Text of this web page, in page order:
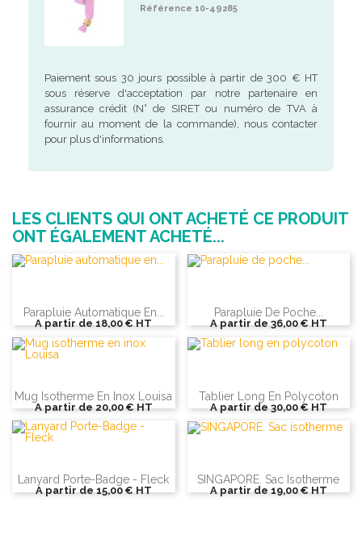
Référence 10-49285
Paiement sous 30 jours possible à partir de 300 € HT
sous réserve d'acceptation par notre partenaire en
assurance crédit (N° de SIRET ou numéro de TVA à
fournir au moment de la commande), nous contacter
pour plus d'informations.
LES CLIENTS QUI ONT ACHETÉ CE PRODUIT
ONT ÉGALEMENT ACHETÉ...
Parapluie Automatique En...
A partir de18,00 €HT
Parapluie De Poche...
A partir de36,00 €HT
Mug Isotherme En Inox Louisa
A partir de20,00 €HT
Tablier Long En Polycoton
A partir de30,00 €HT
Lanyard Porte-Badge - Fleck
A partir de15,00 €HT
SINGAPORE. Sac Isotherme
A partir de19,00 €HT